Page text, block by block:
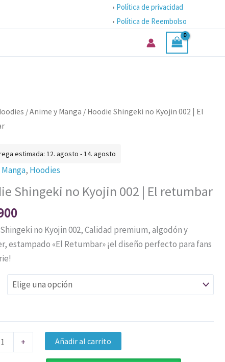
• Política de privacidad
• Política de Reembolso
/Anime y Manga / Hoodie Shingeki no Kyojin 002 | El
estimada: 12. agosto - 14. agosto
, Hoodies
Shingeki no Kyojin 002 | El retumbar
no Kyojin 002, Calidad premium, algodón y
estampado «El Retumbar» ¡el diseño perfecto para fans
+ Añadir al carrito